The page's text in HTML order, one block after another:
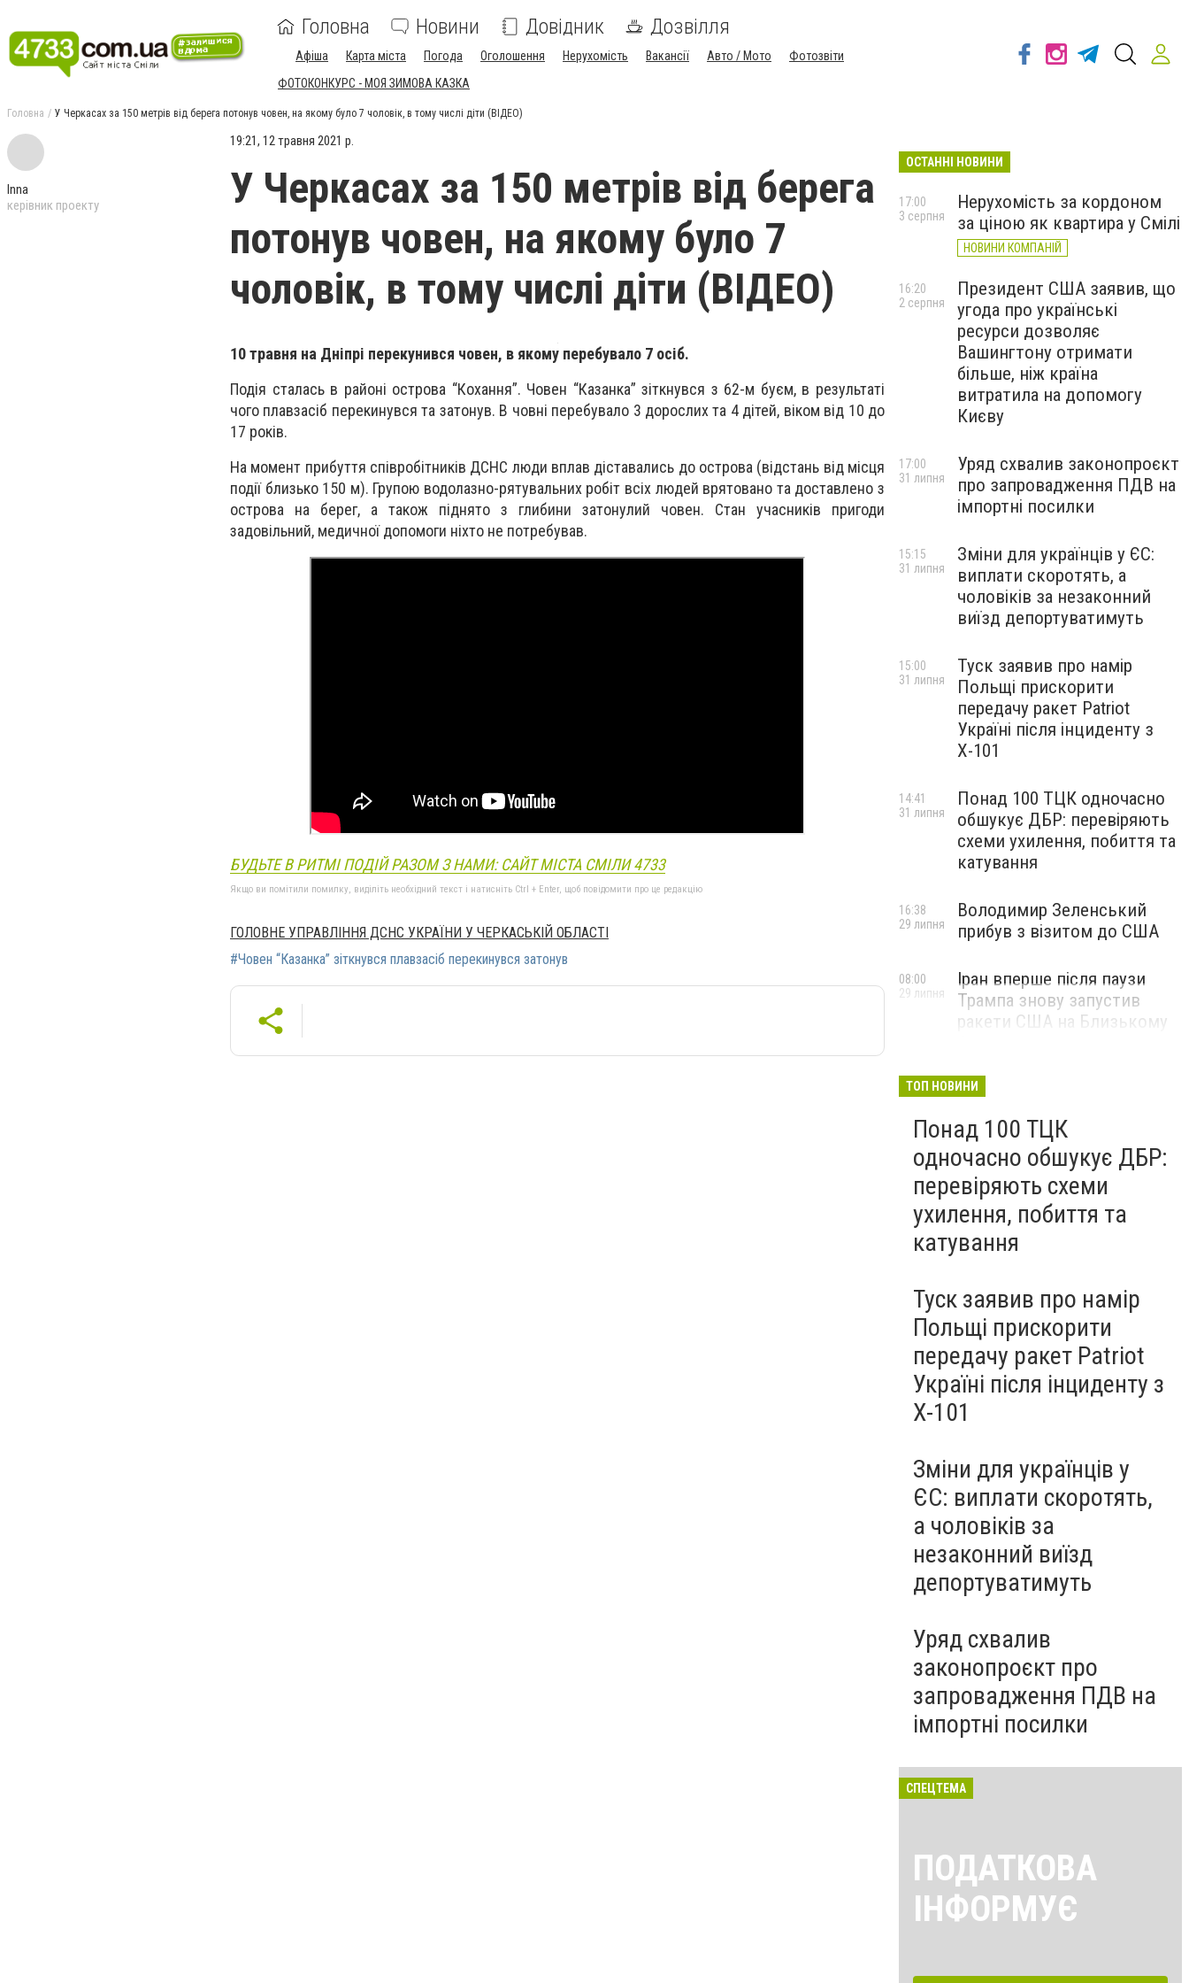
Головна Новини Довідник Дозвілля
Афіша Карта міста Погода Оголошення Нерухомість Вакансії Авто / Мото
Фотозвіти
ФОТОКОНКУРС - МОЯ ЗИМОВА КАЗКА
Головна У Черкасах за 150 метрів від берега потонув човен, на якому було 7 чоловік, в тому числі діти (ВІДЕО)
Inna
керівник проекту
19:21, 12 травня 2021 р.
У Черкасах за 150 метрів від берега
потонув човен, на якому було 7
чоловік, в тому числі діти (ВІДЕО)
10 травня на Дніпрі перекунився човен, в якому перебувало 7 осіб.
Подія сталась в районі острова “Кохання”. Човен “Казанка” зіткнувся з 62-м буєм, в результаті
чого плавзасіб перекинувся та затонув. В човні перебувало 3 дорослих та 4 дітей, віком від 10 до
17 років.
На момент прибуття співробітників ДСНС люди вплав діставались до острова (відстань від місця
події близько 150 м). Групою водолазно-рятувальних робіт всіх людей врятовано та доставлено з
острова на берег, а також піднято з глибини затонулий човен. Стан учасників пригоди
задовільний, медичної допомоги ніхто не потребував.
БУДЬТЕ В РИТМІ ПОДІЙ РАЗОМ З НАМИ: САЙТ МІСТА СМІЛИ 4733
Якщо ви помітили помилку, виділіть необхідний текст і натисніть Ctrl + Enter, щоб повідомити про це редакцію
ГОЛОВНЕ УПРАВЛІННЯ ДСНС УКРАЇНИ У ЧЕРКАСЬКІЙ ОБЛАСТІ
#Човен “Казанка” зіткнувся плавзасіб перекинувся затонув
ОСТАННІ НОВИНИ
Нерухомість за кордоном
за ціною як квартира у Смілі
НОВИНИ КОМПАНІЙ
17:00
3 серпня
Президент США заявив, що
угода про українські
ресурси дозволяє
Вашингтону отримати
більше, ніж країна
витратила на допомогу
Києву
16:20
2 серпня
Уряд схвалив законопроєкт
про запровадження ПДВ на
імпортні посилки
17:00
31 липня
Зміни для українців у ЄС:
виплати скоротять, а
чоловіків за незаконний
виїзд депортуватимуть
15:15
31 липня
Туск заявив про намір
Польщі прискорити
передачу ракет Patriot
Україні після інциденту з
Х-101
15:00
31 липня
Понад 100 ТЦК одночасно
обшукує ДБР: перевіряють
схеми ухилення, побиття та
катування
14:41
31 липня
Володимир Зеленський
прибув з візитом до США
16:38
29 липня
Іран вперше після паузи
Трампа знову запустив
ракети США на Близькому
08:00
29 липня
ТОП НОВИНИ
Понад 100 ТЦК
одночасно обшукує ДБР:
перевіряють схеми
ухилення, побиття та
катування
Туск заявив про намір
Польщі прискорити
передачу ракет Patriot
Україні після інциденту з
Х-101
Зміни для українців у
ЄС: виплати скоротять,
а чоловіків за
незаконний виїзд
депортуватимуть
Уряд схвалив
законопроєкт про
запровадження ПДВ на
імпортні посилки
СПЕЦТЕМА
ПОДАТКОВА
ІНФОРМУЄ